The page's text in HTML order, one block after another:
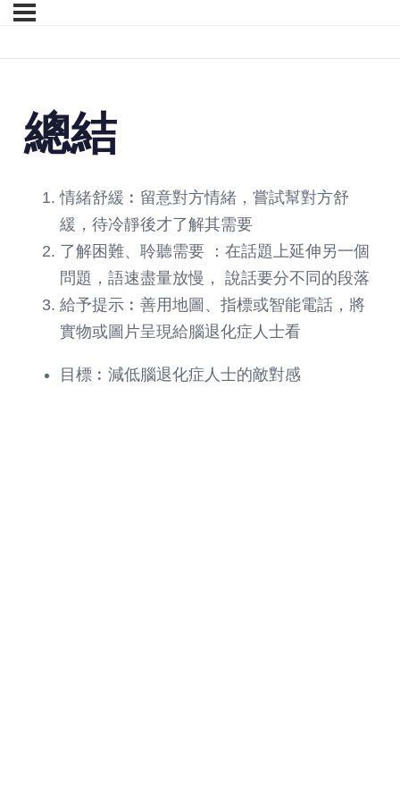
總結
情緒舒緩︰留意對方情緒，嘗試幫對方舒
緩，待冷靜後才了解其需要
了解困難、聆聽需要 ：在話題上延伸另一個
問題，語速盡量放慢， 說話要分不同的段落
給予提示︰善用地圖、指標或智能電話，將
實物或圖片呈現給腦退化症人士看
目標︰減低腦退化症人士的敵對感